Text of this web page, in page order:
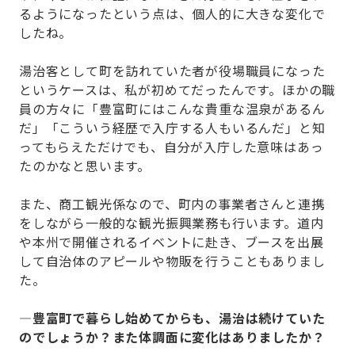
るようになったという点は、個人的に大きな変化で
したね。
湯治客として町を訪れていた者が役場職員になった
というケースは、私が初めてだったんです。ほかの職
員の方々に「豊富町にはこんな貴重な温泉があるん
だ」「こういう経歴で入庁する人もいるんだ」と知
ってもらえただけでも、自分が入庁した意味はあっ
たのかなと思います。
また、商工観光係なので、町内の事業者さんと連携
をしながら一般的な観光振興業務も行います。道内
や本州で開催されるイベントに赴き、ブースを出展
して自治体のアピールや物販を行うこともありまし
た。
—豊富町で暮らし始めてからも、湯治は続けていた
のでしょうか？また体調面に変化はありましたか？